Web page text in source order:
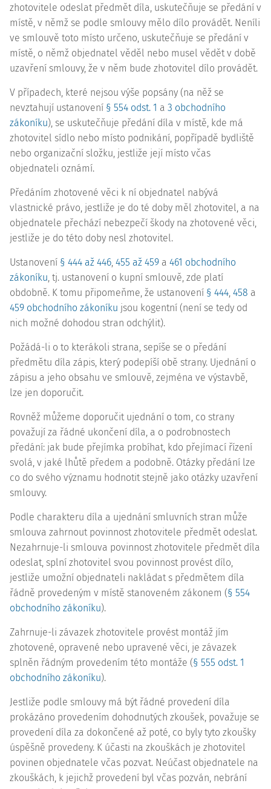
zhotovitele odeslat předmět díla, uskutečňuje se předání v
místě, v němž se podle smlouvy mělo dílo provádět. Neníli
ve smlouvě toto místo určeno, uskutečňuje se předání v
místě, o němž objednatel věděl nebo musel vědět v době
uzavření smlouvy, že v něm bude zhotovitel dílo provádět.
V případech, které nejsou výše popsány (na něž se
nevztahují ustanovení § 554 odst. 1 a 3 obchodního
zákoníku), se uskutečňuje předání díla v místě, kde má
zhotovitel sídlo nebo místo podnikání, popřípadě bydliště
nebo organizační složku, jestliže její místo včas
objednateli oznámí.
Předáním zhotovené věci k ní objednatel nabývá
vlastnické právo, jestliže je do té doby měl zhotovitel, a na
objednatele přechází nebezpečí škody na zhotovené věci,
jestliže je do této doby nesl zhotovitel.
Ustanovení § 444 až 446, 455 až 459 a 461 obchodního
zákoníku, tj. ustanovení o kupní smlouvě, zde platí
obdobně. K tomu připomeňme, že ustanovení § 444, 458 a
459 obchodního zákoníku jsou kogentní (není se tedy od
nich možné dohodou stran odchýlit).
Požádá-li o to kterákoli strana, sepíše se o předání
předmětu díla zápis, který podepíší obě strany. Ujednání o
zápisu a jeho obsahu ve smlouvě, zejména ve výstavbě,
lze jen doporučit.
Rovněž můžeme doporučit ujednání o tom, co strany
považují za řádné ukončení díla, a o podrobnostech
předání: jak bude přejímka probíhat, kdo přejímací řízení
svolá, v jaké lhůtě předem a podobně. Otázky předání lze
co do svého významu hodnotit stejně jako otázky uzavření
smlouvy.
Podle charakteru díla a ujednání smluvních stran může
smlouva zahrnout povinnost zhotovitele předmět odeslat.
Nezahrnuje-li smlouva povinnost zhotovitele předmět díla
odeslat, splní zhotovitel svou povinnost provést dílo,
jestliže umožní objednateli nakládat s předmětem díla
řádně provedeným v místě stanoveném zákonem (§ 554
obchodního zákoníku).
Zahrnuje-li závazek zhotovitele provést montáž jím
zhotovené, opravené nebo upravené věci, je závazek
splněn řádným provedením této montáže (§ 555 odst. 1
obchodního zákoníku).
Jestliže podle smlouvy má být řádné provedení díla
prokázáno provedením dohodnutých zkoušek, považuje se
provedení díla za dokončené až poté, co byly tyto zkoušky
úspěšně provedeny. K účasti na zkouškách je zhotovitel
povinen objednatele včas pozvat. Neúčast objednatele na
zkouškách, k jejichž provedení byl včas pozván, nebrání